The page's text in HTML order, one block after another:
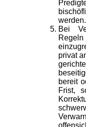
werden.
Bei
privat
bereit
Frist,